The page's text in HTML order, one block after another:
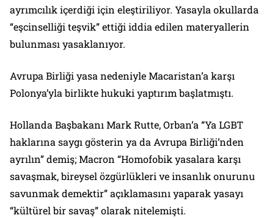
ayrımcılık içerdiği için eleştiriliyor. Yasayla okullarda
“eşcinselliği teşvik” ettiği iddia edilen materyallerin
bulunması yasaklanıyor.
Avrupa Birliği yasa nedeniyle Macaristan’a karşı
Polonya’yla birlikte hukuki yaptırım başlatmıştı.
Hollanda Başbakanı Mark Rutte, Orban’a “Ya LGBT
haklarına saygı gösterin ya da Avrupa Birliği’nden
ayrılın” demiş; Macron “Homofobik yasalara karşı
savaşmak, bireysel özgürlükleri ve insanlık onurunu
savunmak demektir” açıklamasını yaparak yasayı
“kültürel bir savaş” olarak nitelemişti.